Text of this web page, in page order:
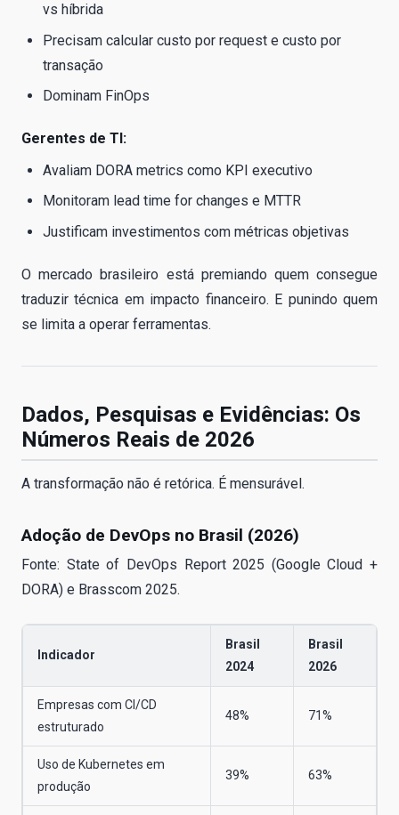
vs híbrida
Precisam calcular custo por request e custo por
transação
Dominam FinOps
Gerentes de TI:
Avaliam DORA metrics como KPI executivo
Monitoram lead time for changes e MTTR
Justificam investimentos com métricas objetivas
O mercado brasileiro está premiando quem consegue
traduzir técnica em impacto financeiro. E punindo quem
se limita a operar ferramentas.
Dados, Pesquisas e Evidências: Os
Números Reais de 2026
A transformação não é retórica. É mensurável.
Adoção de DevOps no Brasil (2026)
Fonte: State of DevOps Report 2025 (Google Cloud +
DORA) e Brasscom 2025.
Indicador
Brasil
2024
Brasil
2026
Empresas com CI/CD
estruturado
48% 71%
Uso de Kubernetes em
produção
39% 63%